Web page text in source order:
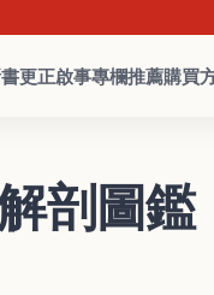
書更正啟事專欄推薦購買
剖圖鑑